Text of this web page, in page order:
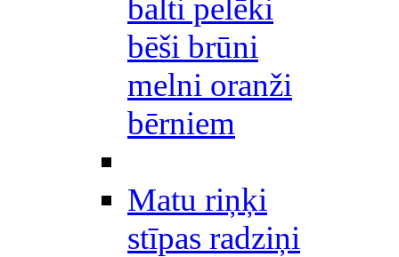
balti pelēki
bēši brūni
melni oranži
bērniem
Matu riņķi
stīpas radziņi